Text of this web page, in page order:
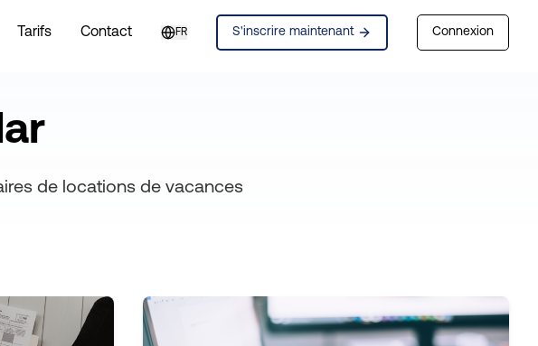
Tarifs Contact FR S'inscrire maintenant Connexion
de locations de vacances